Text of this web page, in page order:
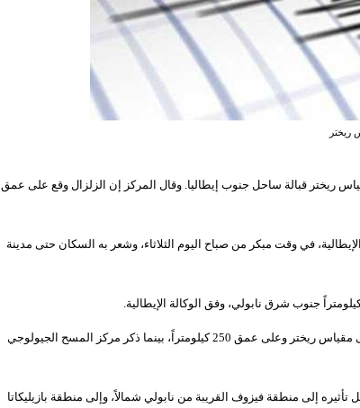
ريختر
علوم الأرض بوقوع زلزال قوته 6.1 درجة على مقياس ريختر قبالة ساحل جنوب إيطاليا. وقال المركز إن الزلزال وقع على عمق
في وقت مبكر من صباح اليوم الثلاثاء، وشعر به السكان حتى مدينة
وأفاد المعهد الوطني للجيوفيزياء والبراكين بأن قوة الهزة بلغت 6.1 درجة على مقياس ريختر وعلى عمق 250 كيلومتراً، بينما ذكر مركز المسح الجيولوجي
إلى منطقة فيزوف القريبة من نابولي شمالاً، وإلى منطقة بازيليكاتا